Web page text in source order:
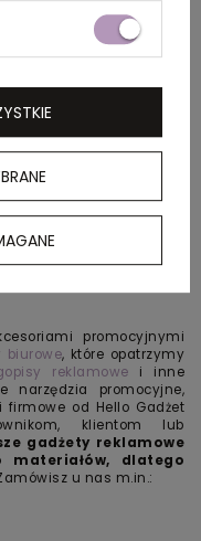
pracowników
promocyjnymi
biurowe, które opatrzymy
reklamowe i inne
narzędzia promocyjne,
firmowe od Hello Gadżet
klientom lub
gadżety reklamowe
materiałów, dlatego
u nas m.in.: